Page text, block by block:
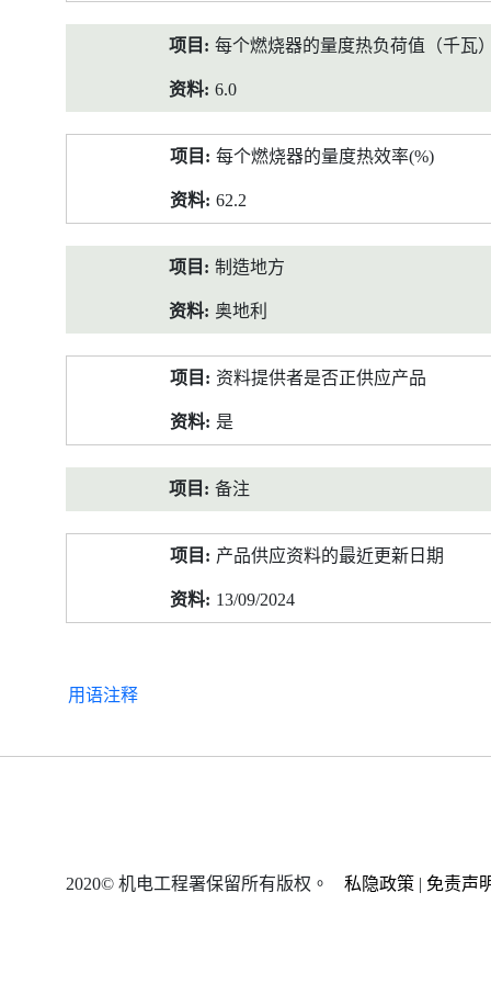
每个燃烧器的量度热负荷值（千瓦
6.0
每个燃烧器的量度热效率(%)
62.2
制造地方
奥地利
资料提供者是否正供应产品
是
备注
产品供应资料的最近更新日期
13/09/2024
用语注释
2020© 机电工程署保留所有版权。 私隐政策 | 免责声